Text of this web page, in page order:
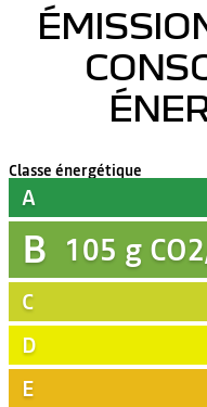
Classe énergétique
A
B 105 g
C
D
E